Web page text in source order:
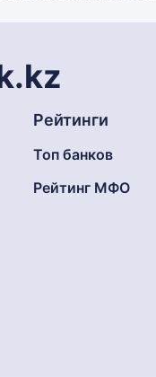
Рейтинги
Топ банков
Рейтинг МФО